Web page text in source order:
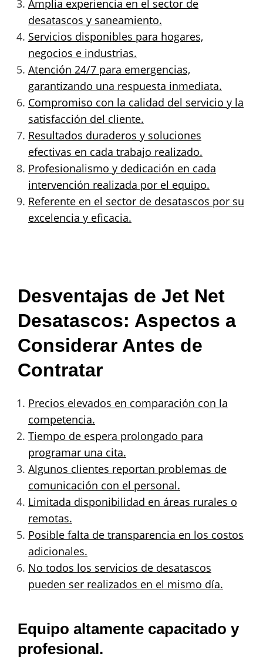
Amplia experiencia en el sector de
desatascos y saneamiento.
Servicios disponibles para hogares,
negocios e industrias.
Atención 24/7 para emergencias,
garantizando una respuesta inmediata.
Compromiso con la calidad del servicio y la
satisfacción del cliente.
Resultados duraderos y soluciones
efectivas en cada trabajo realizado.
Profesionalismo y dedicación en cada
intervención realizada por el equipo.
Referente en el sector de desatascos por su
excelencia y eficacia.
Desventajas de Jet Net
Desatascos: Aspectos a
Considerar Antes de
Contratar
Precios elevados en comparación con la
competencia.
Tiempo de espera prolongado para
programar una cita.
Algunos clientes reportan problemas de
comunicación con el personal.
Limitada disponibilidad en áreas rurales o
remotas.
Posible falta de transparencia en los costos
adicionales.
No todos los servicios de desatascos
pueden ser realizados en el mismo día.
Equipo altamente capacitado y
profesional.